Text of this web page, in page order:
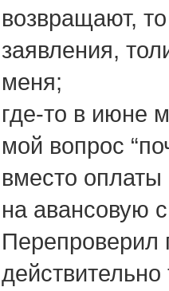
возвращают,
заявления,
меня;
где-то в июне
мой вопрос
вместо
на авансовую
Перепроверил